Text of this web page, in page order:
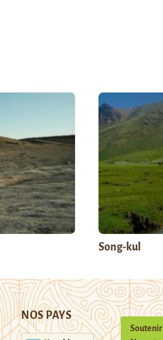
Song-kul
NOS PAYS
Soutenir